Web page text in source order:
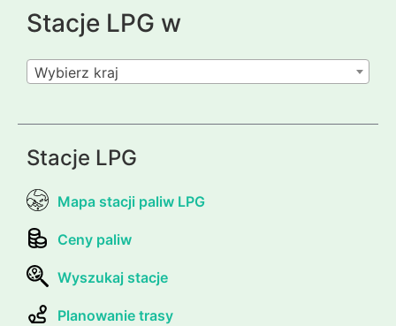
Stacje LPG w
Wybierz kraj
Stacje LPG
Mapa stacji paliw LPG
Ceny paliw
Wyszukaj stacje
Planowanie trasy